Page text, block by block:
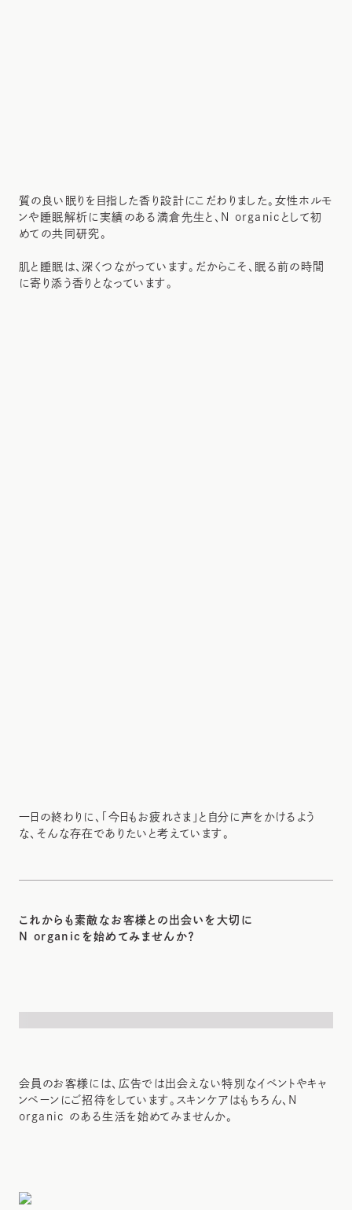
質の良い眠りを目指した香り設計にこだわりました。女性ホルモ
ンや睡眠解析に実績のある満倉先生と、N organicとして初
めての共同研究。
肌と睡眠は、深くつながっています。だからこそ、眠る前の時間
に寄り添う香りとなっています。
一日の終わりに、「今日もお疲れさま」と自分に声をかけるよう
な、そんな存在でありたいと考えています。
これからも素敵なお客様との出会いを大切に
N organicを始めてみませんか？
会員のお客様には、広告では出会えない特別なイベントやキャ
ンペーンにご招待をしています。スキンケアはもちろん、N
organic のある生活を始めてみませんか。